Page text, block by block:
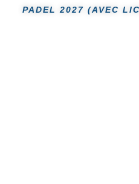
PADEL 2027 (AVEC